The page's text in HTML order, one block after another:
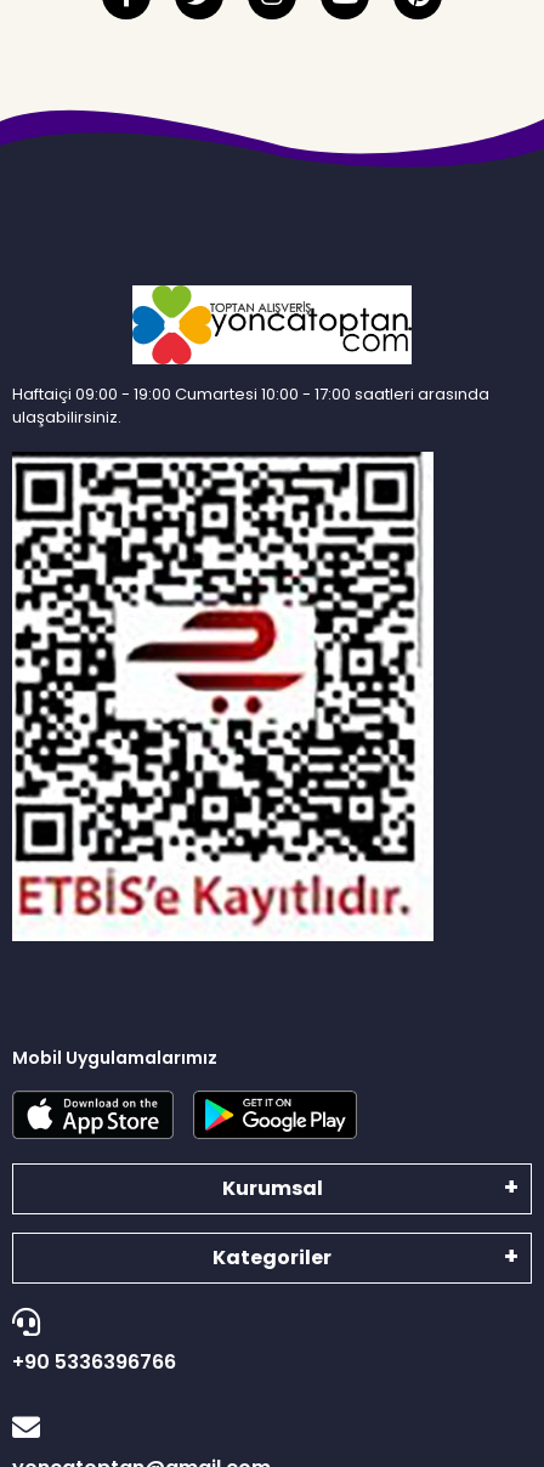
Haftaiçi 09:00 - 19:00 Cumartesi 10:00 - 17:00 saatleri arasında
ulaşabilirsiniz.
Mobil Uygulamalarımız
Kurumsal
Kategoriler
+90 5336396766